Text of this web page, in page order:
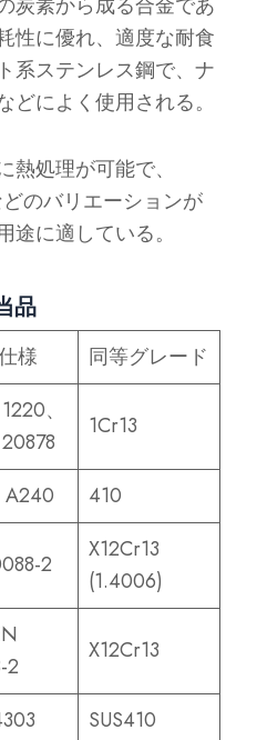
性に優れ、適度な耐食
系ステンレス鋼で、ナ
どによく使用される。
処理が可能で、
のバリエーションが
に適している。
品
様 同等グレード
、
1Cr13
A240 410
2
X12Cr13
(1.4006)
2
X12Cr13
SUS410